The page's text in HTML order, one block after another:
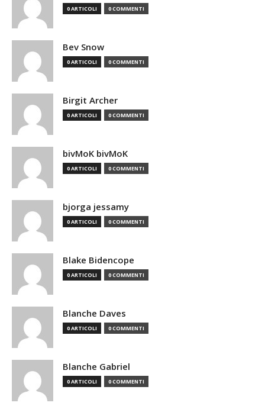
0 ARTICOLI 0 COMMENTI
Bev Snow
0 ARTICOLI 0 COMMENTI
Birgit Archer
0 ARTICOLI 0 COMMENTI
bivMoK bivMoK
0 ARTICOLI 0 COMMENTI
bjorga jessamy
0 ARTICOLI 0 COMMENTI
Blake Bidencope
0 ARTICOLI 0 COMMENTI
Blanche Daves
0 ARTICOLI 0 COMMENTI
Blanche Gabriel
0 ARTICOLI 0 COMMENTI